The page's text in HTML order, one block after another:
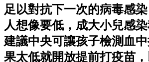
足以對抗下一次的病毒感
人想像要低，成大小兒感
建議中央可讓孩子檢測血
果太低就開放提前打疫苗